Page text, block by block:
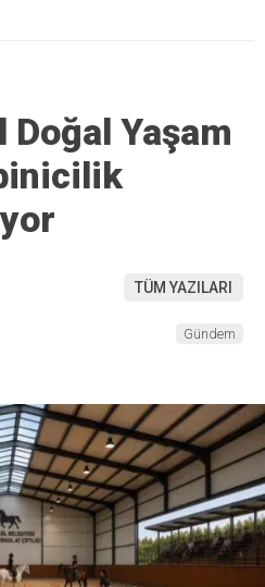
Yaşam
TÜM YAZILARI
Gündem